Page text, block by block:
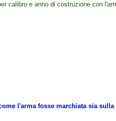
calibro e anno di costruzione con
l'arma fosse marchiata sia